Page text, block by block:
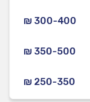
₪ 300-400
₪ 350-500
₪ 250-350